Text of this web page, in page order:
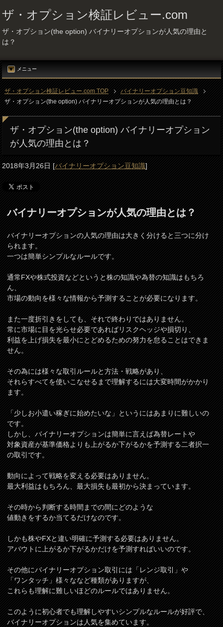
ザ・オプション検証レビュー.com
ザ・オプション(the option) バイナリーオプションが人気の理由と
は？
メニュー
ザ・オプション検証レビュー.com TOP
バイナリーオプション豆知識
ザ・オプション(the option) バイナリーオプションが人気の理由とは？
ザ・オプション(the option) バイナリーオプション
が人気の理由とは？
2018年3月26日[バイナリーオプション豆知識]
バイナリーオプションが人気の理由とは？
バイナリーオプションの人気の理由は大きく分けると三つに分け
られます。
一つは簡単シンプルなルールです。
通常FXや株式投資などというと株の知識や為替の知識はもちろ
ん、
市場の動向を様々な情報から予測することが必要になります。
また一度折引きをしても、それで終わりではありません。
常に市場に目を光らせ必要であればリスクヘッジや損切り、
利益を上げ損失を最小にとどめるための努力を怠ることはできま
せん。
その為には様々な取引ルールと方法・戦略があり、
それらすべてを使いこなせるまで理解するには大変時間がかかり
ます。
「少しお小遣い稼ぎに始めたいな」というにはあまりに難しいの
です。
しかし、バイナリーオプションは簡単に言えば為替レートや
対象資産が基準価格よりも上がるか下がるかを予測する二者択一
の取引です。
動向によって戦略を変える必要はありません。
最大利益はもちろん、最大損失も最初から決まっています。
その時から判断する時間までの間にどのような
値動きをするか当てるだけなのです。
しかも株やFXと違い明確に予測する必要はありません。
アバウトに上がるか下がるかだけを予測すればいいのです。
その他にバイナリーオプション取引には「レンジ取引」や
「ワンタッチ」様々ななど種類がありますが、
これらも理解に難しいほどのルールではありません。
このように初心者でも理解しやすいシンプルなルールが好評で、
バイナリーオプションは人気を集めています。